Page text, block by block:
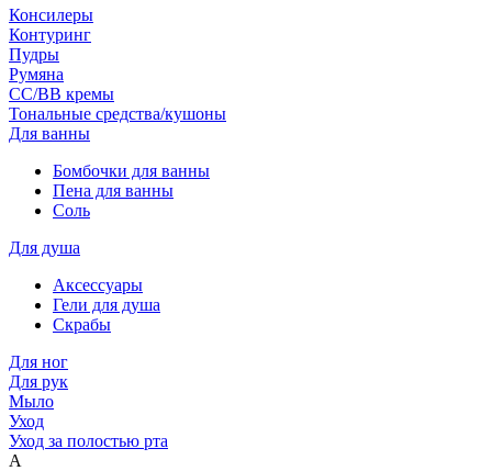
Консилеры
Контуринг
Пудры
Румяна
СС/ВВ кремы
Тональные средства/кушоны
Для ванны
Бомбочки для ванны
Пена для ванны
Соль
Для душа
Аксессуары
Гели для душа
Скрабы
Для ног
Для рук
Мыло
Уход
Уход за полостью рта
A